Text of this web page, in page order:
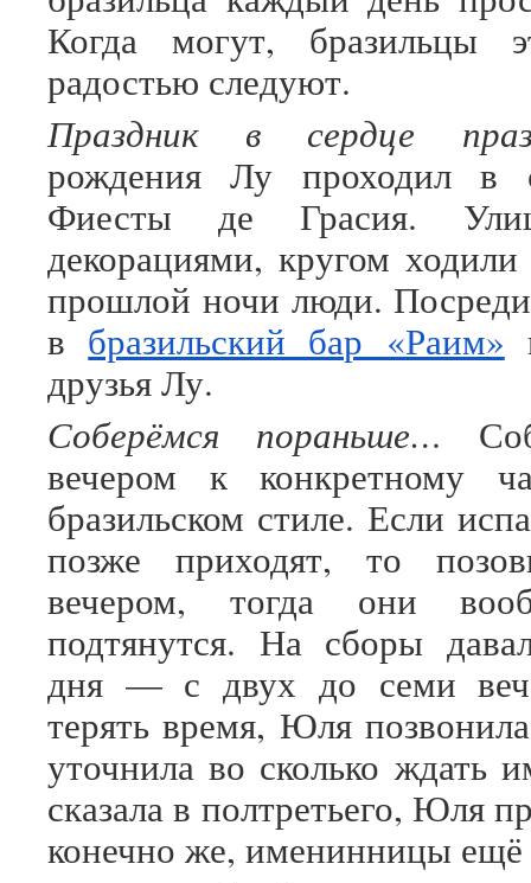
Когда могут, бразильцы
радостью следуют.
Праздник в сердце
рождения Лу проходил в
Фиесты де Грасия.
декорациями, кругом
прошлой ночи люди. Посреди
в бразильский бар «Раим»
друзья Лу.
Соберёмся пораньше…
вечером к
бразильском стиле. Если
позже приходят, то
вечером, тогда они
подтянутся. На сборы
дня — с двух до семи
терять время, Юля
уточнила во сколько ждать
сказала в полтретьего, Юля
конечно же, именинницы